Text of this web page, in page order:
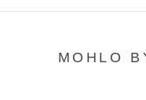
MOHLO